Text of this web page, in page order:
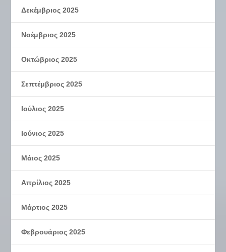
Δεκέμβριος 2025
Νοέμβριος 2025
Οκτώβριος 2025
Σεπτέμβριος 2025
Ιούλιος 2025
Ιούνιος 2025
Μάιος 2025
Απρίλιος 2025
Μάρτιος 2025
Φεβρουάριος 2025